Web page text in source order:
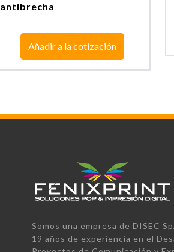
antibrecha
Añadir a la cotización
Somos una empresa de DISEC
19 años de experiencia en el